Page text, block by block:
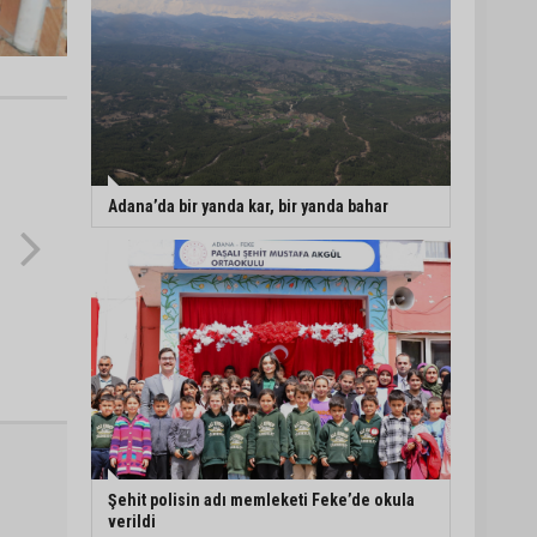
Adana’da bir yanda kar, bir yanda bahar
Şehit polisin adı memleketi Feke’de okula
verildi